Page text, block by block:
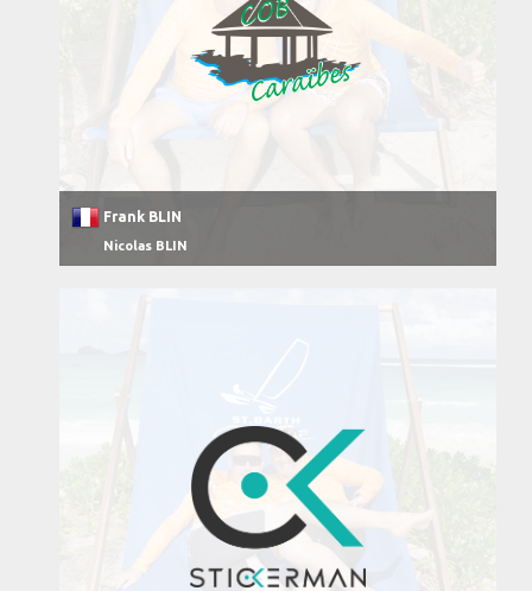
Frank BLIN
Nicolas BLIN